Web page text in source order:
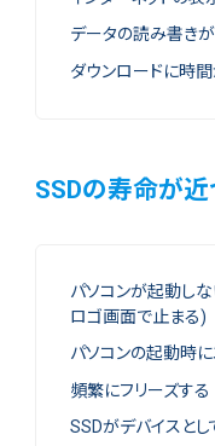
データの読み書き
ダウンロードに時
SSDの寿命が近
パソコンが起動し
ロゴ画面で止まる)
パソコンの起動時
頻繁にフリーズする
SSDがデバイスと